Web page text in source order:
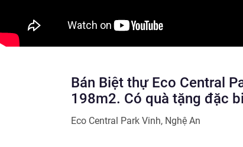
Bán Biệt thự Eco Central
198m2. Có quà tặng đặc
Eco Central Park Vinh, Nghệ An